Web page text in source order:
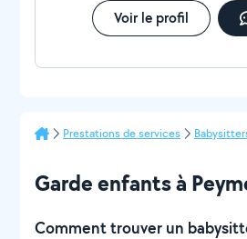
Voir le profil
Prestations de services
Garde enfants à
Comment trouver un